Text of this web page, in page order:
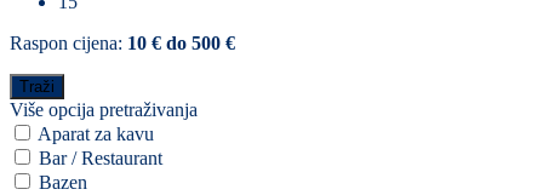
Raspon cijena: 10 € do 500 €
Više opcija pretraživanja
Aparat za kavu
Bar / Restaurant
Bazen